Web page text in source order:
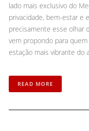
lado mais exclusivo do
privacidade, bem-estar e
precisamente esse olhar
vem propondo para
estação mais vibrante do
READ MORE